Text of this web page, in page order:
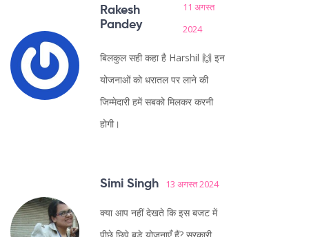
Rakesh
Pandey
11 अगस्त
2024
बिलकुल सही कहा है Harshil 🙌 इन
योजनाओं को धरातल पर लाने की
जिम्मेदारी हमें सबको मिलकर करनी
होगी।
Simi Singh 13 अगस्त 2024
क्या आप नहीं देखते कि इस बजट में